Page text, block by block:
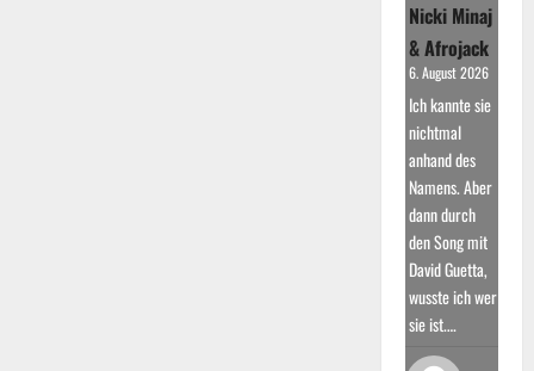
Nicki Minaj
& Afrojack
6. August 2026
Ich kannte sie
nichtmal
anhand des
Namens. Aber
dann durch
den Song mit
David Guetta,
wusste ich wer
sie ist.…